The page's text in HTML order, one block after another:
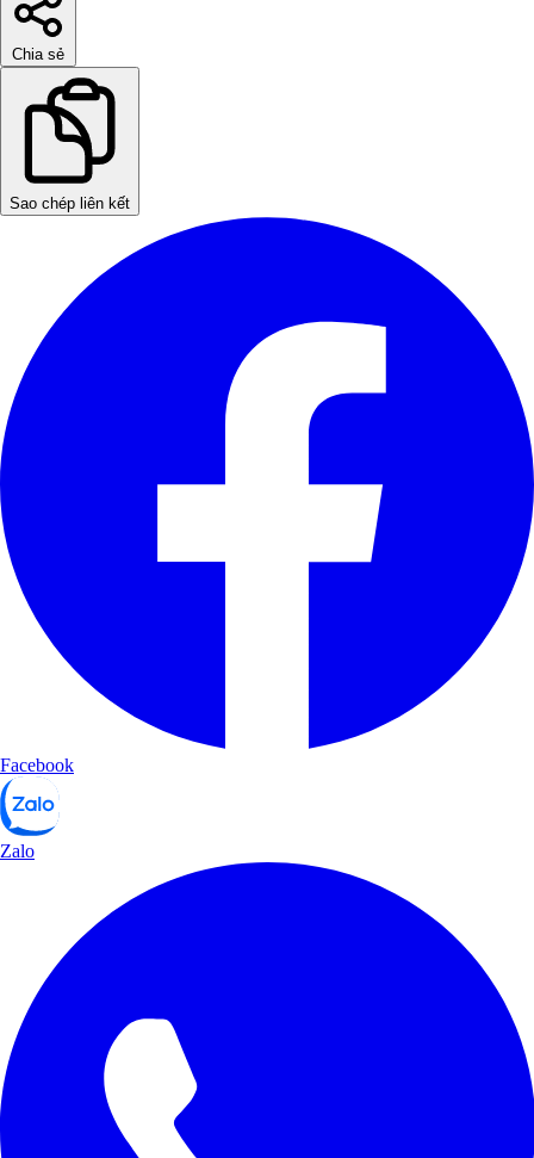
Chia sẻ
Sao chép liên kết
Facebook
Zalo